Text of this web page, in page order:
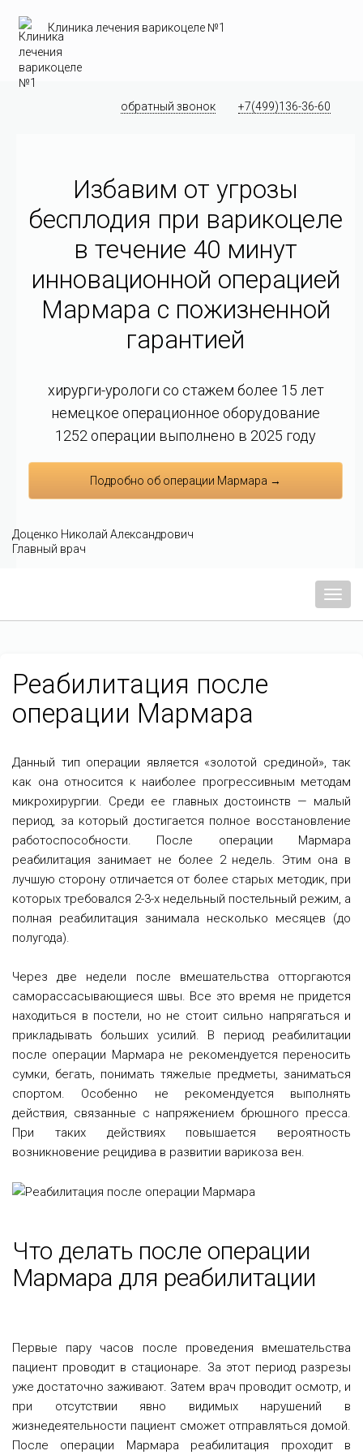
Клиника лечения варикоцеле №1
обратный звонок +7(499)136-36-60
Избавим от угрозы
бесплодия при варикоцеле
в течение 40 минут
инновационной операцией
Мармара c пожизненной
гарантией
хирурги-урологи со стажем более 15 лет
немецкое операционное оборудование
1252 операции выполнено в 2025 году
Подробно об операции Мармара →
Доценко Николай Александрович
Главный врач
Меню
Реабилитация после
операции Мармара
Данный тип операции является «золотой срединой», так
как она относится к наиболее прогрессивным методам
микрохирургии. Среди ее главных достоинств — малый
период, за который достигается полное восстановление
работоспособности. После операции Мармара
реабилитация занимает не более 2 недель. Этим она в
лучшую сторону отличается от более старых методик, при
которых требовался 2-3-х недельный постельный режим, а
полная реабилитация занимала несколько месяцев (до
полугода).
Через две недели после вмешательства отторгаются
саморассасывающиеся швы. Все это время не придется
находиться в постели, но не стоит сильно напрягаться и
прикладывать больших усилий. В период реабилитации
после операции Мармара не рекомендуется переносить
сумки, бегать, понимать тяжелые предметы, заниматься
спортом. Особенно не рекомендуется выполнять
действия, связанные с напряжением брюшного пресса.
При таких действиях повышается вероятность
возникновение рецидива в развитии варикоза вен.
Что делать после операции
Мармара для реабилитации
Первые пару часов после проведения вмешательства
пациент проводит в стационаре. За этот период разрезы
уже достаточно заживают. Затем врач проводит осмотр, и
при отсутствии явно видимых нарушений в
жизнедеятельности пациент сможет отправляться домой.
После операции Мармара реабилитация проходит в